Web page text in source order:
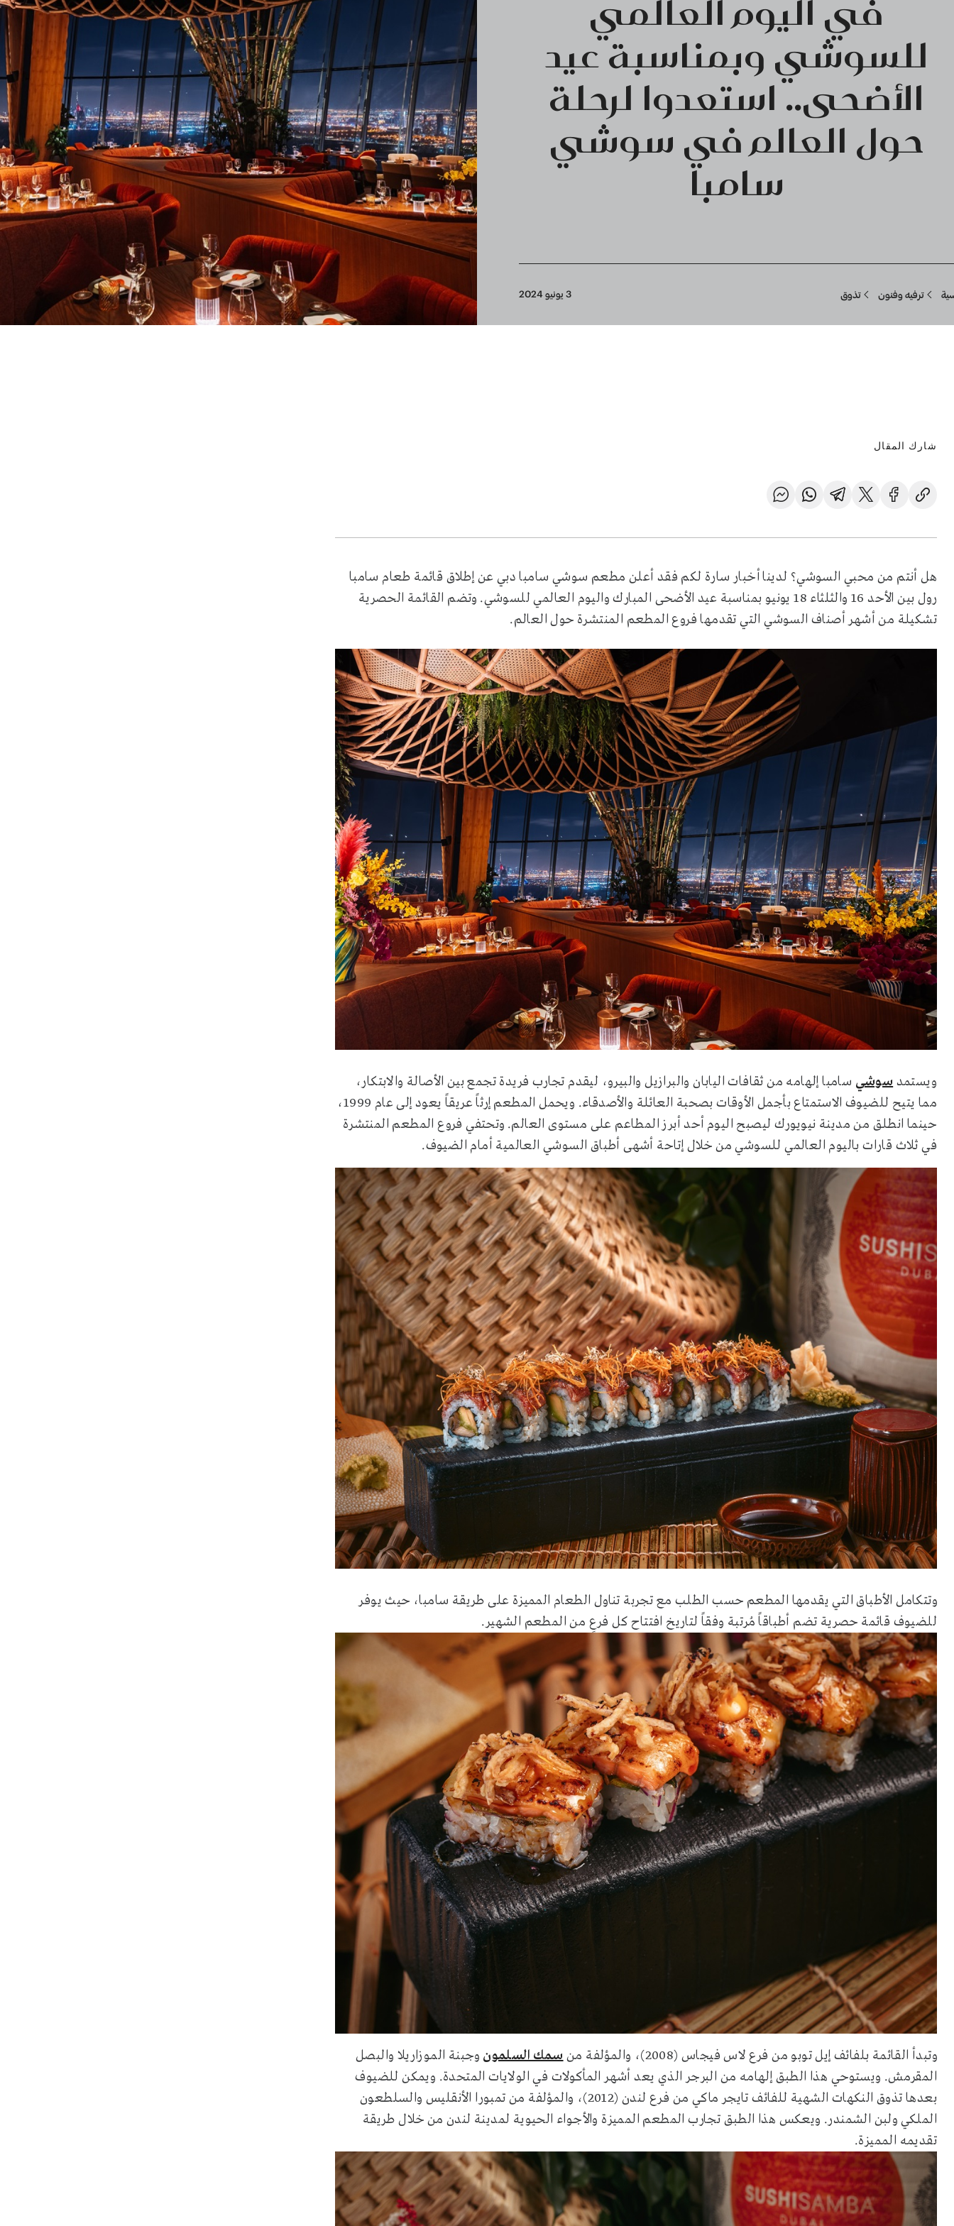
للسوشي وبمناسبة عيد
الأضحى.. استعدوا لرحلة
حول العالم في سوشي
سامبا
ترفيه وفنون تذوق 3 يونيو 2024
شارك المقال
هل أنتم من محبي السوشي؟ لدينا أخبار سارة لكم فقد أعلن مطعم سوشي سامبا دبي عن إطلاق قائمة طعام سامبا
رول بين الأحد 16 والثلثاء 18 يونيو بمناسبة عيد الأضحى المبارك واليوم العالمي للسوشي. وتضم القائمة الحصرية
تشكيلة من أشهر أصناف السوشي التي تقدمها فروع المطعم المنتشرة حول العالم.
ويستمدسوشي سامبا إلهامه من ثقافات اليابان والبرازيل والبيرو، ليقدم تجارب فريدة تجمع بين الأصالة والابتكار،
مما يتيح للضيوف الاستمتاع بأجمل الأوقات بصحبة العائلة والأصدقاء. ويحمل المطعم إرثاً عريقاً يعود إلى عام 1999،
حينما انطلق من مدينة نيويورك ليصبح اليوم أحد أبرز المطاعم على مستوى العالم. وتحتفي فروع المطعم المنتشرة
في ثلاث قارات باليوم العالمي للسوشي من خلال إتاحة أشهى أطباق السوشي العالمية أمام الضيوف.
وتتكامل الأطباق التي يقدمها المطعم حسب الطلب مع تجربة تناول الطعام المميزة على طريقة سامبا، حيث يوفر
للضيوف قائمة حصرية تضم أطباقاً مُرتبة وفقاً لتاريخ افتتاح كل فرعٍ من المطعم الشهير.
وتبدأ القائمة بلفائف إيل توبو من فرع لاس فيجاس (2008)، والمؤلفة من سمك السلمون وجبنة الموزاريلا والبصل
المقرمش. ويستوحي هذا الطبق إلهامه من البرجر الذي يعد أشهر المأكولات في الولايات المتحدة. ويمكن للضيوف
بعدها تذوق النكهات الشهية للفائف تايجر ماكي من فرع لندن (2012)، والمؤلفة من تمبورا الأنقليس والسلطعون
الملكي ولبن الشمندر. ويعكس هذا الطبق تجارب المطعم المميزة والأجواء الحيوية لمدينة لندن من خلال طريقة
تقديمه المميزة.